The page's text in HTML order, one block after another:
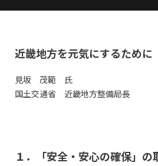
近畿地方を元気にするために
見坂 茂範 氏
国土交通省 近畿地方整備局長
１．「安全・安心の確保」の